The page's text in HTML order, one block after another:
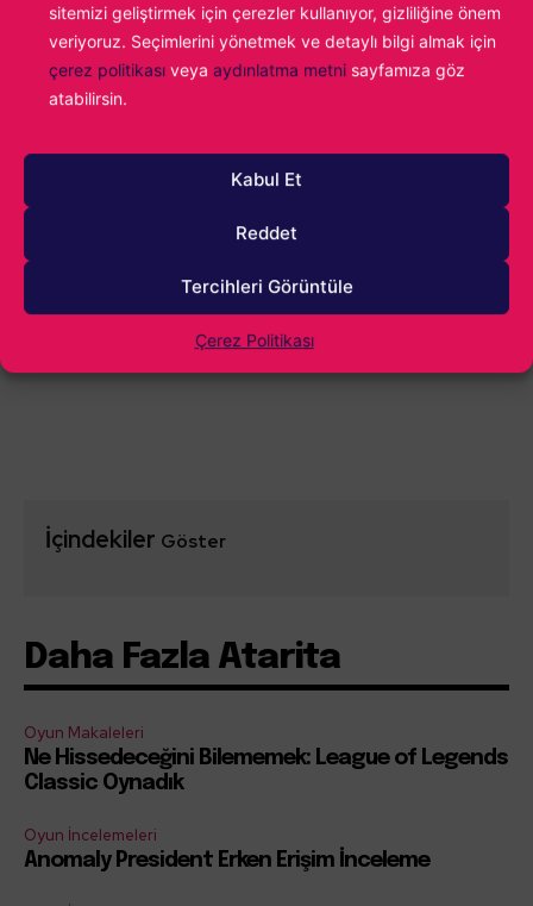
sitemizi geliştirmek için çerezler kullanıyor, gizliliğine önem
veriyoruz. Seçimlerini yönetmek ve detaylı bilgi almak için
çerez politikası veya aydınlatma metni sayfamıza göz
atabilirsin.
Kabul Et
Reddet
Tercihleri Görüntüle
Çerez Politikası
1000
İçindekiler Göster
Daha Fazla Atarita
Oyun Makaleleri
Ne Hissedeceğini Bilememek: League of Legends
Classic Oynadık
Oyun İncelemeleri
Anomaly President Erken Erişim İnceleme